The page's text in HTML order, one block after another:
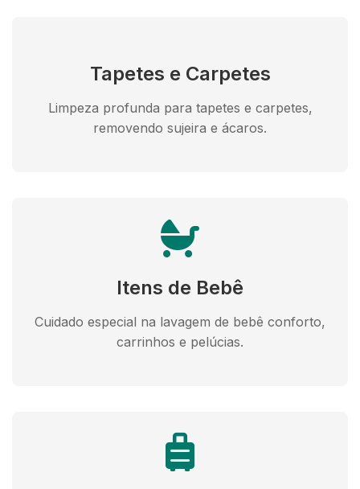
Tapetes e Carpetes
Limpeza profunda para tapetes e carpetes,
removendo sujeira e ácaros.
Itens de Bebê
Cuidado especial na lavagem de bebê conforto,
carrinhos e pelúcias.